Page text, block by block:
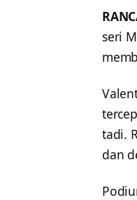
seri
tadi.
dan